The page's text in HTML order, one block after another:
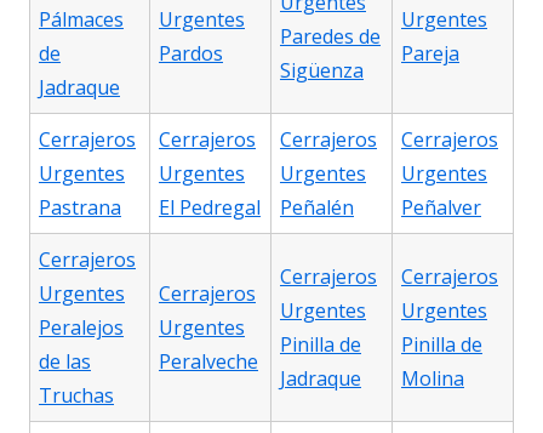
Pálmaces
de
Jadraque
Urgentes
Pardos
Paredes de
Sigüenza
Urgentes
Pareja
Cerrajeros
Urgentes
Pastrana
Cerrajeros
Urgentes
El Pedregal
Cerrajeros
Urgentes
Peñalén
Cerrajeros
Urgentes
Peñalver
Cerrajeros
Urgentes
Peralejos
de las
Truchas
Cerrajeros
Urgentes
Peralveche
Cerrajeros
Urgentes
Pinilla de
Jadraque
Cerrajeros
Urgentes
Pinilla de
Molina